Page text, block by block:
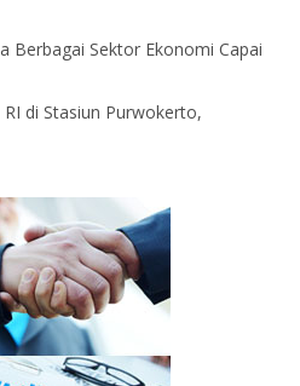
Berbagai Sektor Ekonomi Capai
di Stasiun Purwokerto,